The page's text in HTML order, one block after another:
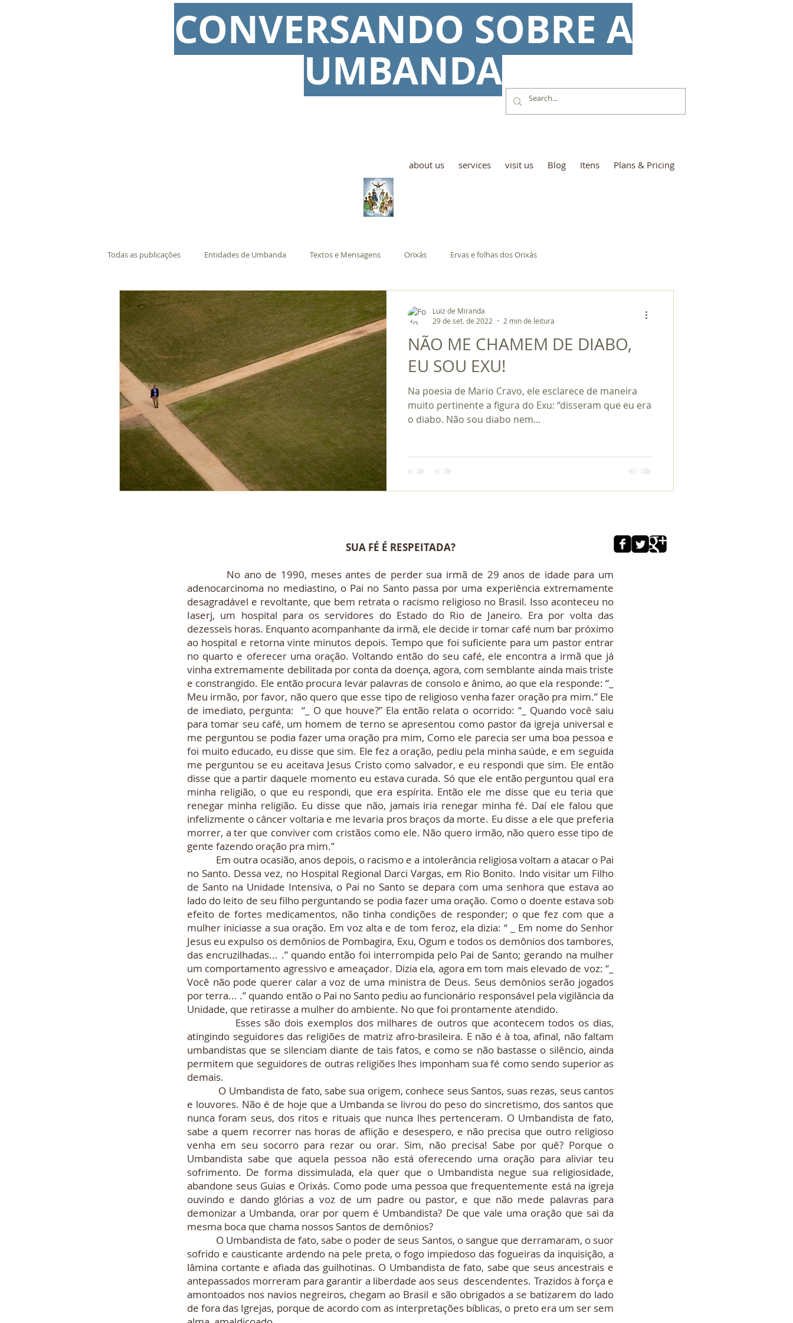
CONVERSANDO SOBRE A
UMBANDA
about us services visit us Blog Itens Plans & Pricing
Todas as publicações Entidades de Umbanda Textos e Mensagens Orixás Ervas e folhas dos Orixás
NÃO ME CHAMEM DE DIABO,
EU SOU EXU!
Na poesia de Mario Cravo, ele esclarece de maneira
muito pertinente a figura do Exu: “disseram que eu era
o diabo. Não sou diabo nem...
Luiz de Miranda
29 de set. de 2022
2 min de leitura
SUA FÉ É RESPEITADA?
No ano de 1990, meses antes de perder sua irmã de 29 anos de idade para um
adenocarcinoma no mediastino, o Pai no Santo passa por uma experiência extremamente
desagradável e revoltante, que bem retrata o racismo religioso no Brasil. Isso aconteceu no
Iaserj, um hospital para os servidores do Estado do Rio de Janeiro. Era por volta das
dezesseis horas. Enquanto acompanhante da irmã, ele decide ir tomar café num bar próximo
ao hospital e retorna vinte minutos depois. Tempo que foi suficiente para um pastor entrar
no quarto e oferecer uma oração. Voltando então do seu café, ele encontra a irmã que já
vinha extremamente debilitada por conta da doença, agora, com semblante ainda mais triste
e constrangido. Ele então procura levar palavras de consolo e ânimo, ao que ela responde: “_
Meu irmão, por favor, não quero que esse tipo de religioso venha fazer oração pra mim.” Ele
de imediato, pergunta: “_ O que houve?” Ela então relata o ocorrido: “_ Quando você saiu
para tomar seu café, um homem de terno se apresentou como pastor da igreja universal e
me perguntou se podia fazer uma oração pra mim, Como ele parecia ser uma boa pessoa e
foi muito educado, eu disse que sim. Ele fez a oração, pediu pela minha saúde, e em seguida
me perguntou se eu aceitava Jesus Cristo como salvador, e eu respondi que sim. Ele então
disse que a partir daquele momento eu estava curada. Só que ele então perguntou qual era
minha religião, o que eu respondi, que era espírita. Então ele me disse que eu teria que
renegar minha religião. Eu disse que não, jamais iria renegar minha fé. Daí ele falou que
infelizmente o câncer voltaria e me levaria pros braços da morte. Eu disse a ele que preferia
morrer, a ter que conviver com cristãos como ele. Não quero irmão, não quero esse tipo de
gente fazendo oração pra mim.”
Em outra ocasião, anos depois, o racismo e a intolerância religiosa voltam a atacar o Pai
no Santo. Dessa vez, no Hospital Regional Darci Vargas, em Rio Bonito. Indo visitar um Filho
de Santo na Unidade Intensiva, o Pai no Santo se depara com uma senhora que estava ao
lado do leito de seu filho perguntando se podia fazer uma oração. Como o doente estava sob
efeito de fortes medicamentos, não tinha condições de responder; o que fez com que a
mulher iniciasse a sua oração. Em voz alta e de tom feroz, ela dizia: “ _ Em nome do Senhor
Jesus eu expulso os demônios de Pombagira, Exu, Ogum e todos os demônios dos tambores,
das encruzilhadas... .” quando então foi interrompida pelo Pai de Santo; gerando na mulher
um comportamento agressivo e ameaçador. Dizia ela, agora em tom mais elevado de voz: “_
Você não pode querer calar a voz de uma ministra de Deus. Seus demônios serão jogados
por terra... .” quando então o Pai no Santo pediu ao funcionário responsável pela vigilância da
Unidade, que retirasse a mulher do ambiente. No que foi prontamente atendido.
Esses são dois exemplos dos milhares de outros que acontecem todos os dias,
atingindo seguidores das religiões de matriz afro-brasileira. E não é à toa, afinal, não faltam
umbandistas que se silenciam diante de tais fatos, e como se não bastasse o silêncio, ainda
permitem que seguidores de outras religiões lhes imponham sua fé como sendo superior as
demais.
O Umbandista de fato, sabe sua origem, conhece seus Santos, suas rezas, seus cantos
e louvores. Não é de hoje que a Umbanda se livrou do peso do sincretismo, dos santos que
nunca foram seus, dos ritos e rituais que nunca lhes pertenceram. O Umbandista de fato,
sabe a quem recorrer nas horas de aflição e desespero, e não precisa que outro religioso
venha em seu socorro para rezar ou orar. Sim, não precisa! Sabe por quê? Porque o
Umbandista sabe que aquela pessoa não está oferecendo uma oração para aliviar teu
sofrimento. De forma dissimulada, ela quer que o Umbandista negue sua religiosidade,
abandone seus Guias e Orixás. Como pode uma pessoa que frequentemente está na igreja
ouvindo e dando glórias a voz de um padre ou pastor, e que não mede palavras para
demonizar a Umbanda, orar por quem é Umbandista? De que vale uma oração que sai da
mesma boca que chama nossos Santos de demônios?
O Umbandista de fato, sabe o poder de seus Santos, o sangue que derramaram, o suor
sofrido e causticante ardendo na pele preta, o fogo impiedoso das fogueiras da inquisição, a
lâmina cortante e afiada das guilhotinas. O Umbandista de fato, sabe que seus ancestrais e
antepassados morreram para garantir a liberdade aos seus descendentes. Trazidos à força e
amontoados nos navios negreiros, chegam ao Brasil e são obrigados a se batizarem do lado
de fora das Igrejas, porque de acordo com as interpretações bíblicas, o preto era um ser sem